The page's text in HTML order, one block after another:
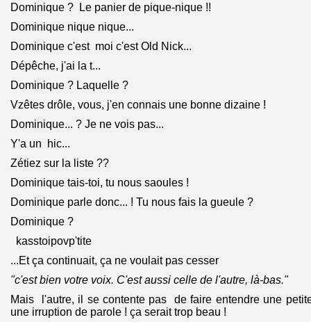
Dominique ? Le panier de pique-nique !!
Dominique nique nique...
Dominique c'est moi c'est Old Nick...
Dépêche, j'ai la t...
Dominique ? Laquelle ?
Vzêtes drôle, vous, j'en connais une bonne dizaine !
Dominique... ? Je ne vois pas...
Y'a un hic...
Zétiez sur la liste ??
Dominique tais-toi, tu nous saoules !
Dominique parle donc... ! Tu nous fais la gueule ?
Dominique ?
kasstoipovp'tite
...Et ça continuait, ça ne voulait pas cesser
"c'est bien votre voix. C'est aussi celle de l'autre, là-bas."
Mais l'autre, il se contente pas de faire entendre une
une irruption de parole ! ça serait trop beau !